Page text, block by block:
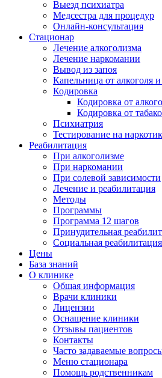
Выезд психиатра
Медсестра для процедур
Онлайн-консультация
Стационар
Лечение алкоголизма
Лечение наркомании
Вывод из запоя
Капельница от алкоголя
Кодировка
Кодировка от
Кодировка от
Психиатрия
Тестирование на
Реабилитация
При алкоголизме
При наркомании
При солевой зависимости
Лечение и реабилитация
Методы
Программы
Программа 12 шагов
Принудительная
Социальная реабилитация
Цены
База знаний
О клинике
Общая информация
Врачи клиники
Лицензии
Оснащение клиники
Отзывы пациентов
Контакты
Часто задаваемые
Меню стационара
Помощь родственникам